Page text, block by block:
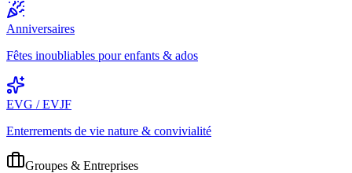
Anniversaires
Fêtes inoubliables pour enfants & ados
EVG / EVJF
Enterrements de vie nature & convivialité
Groupes & Entreprises